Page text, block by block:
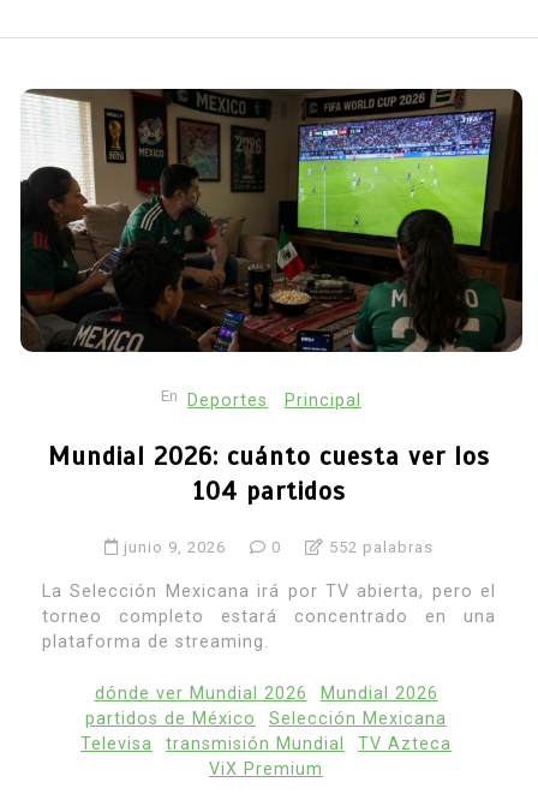
En Deportes Principal
Mundial 2026: cuánto cuesta ver los
104 partidos
junio 9, 2026 0 552 palabras
La Selección Mexicana irá por TV abierta, pero el
torneo completo estará concentrado en una
plataforma de streaming.
dónde ver Mundial 2026
Mundial 2026
partidos de México
Selección Mexicana
Televisa
transmisión Mundial
TV Azteca
ViX Premium